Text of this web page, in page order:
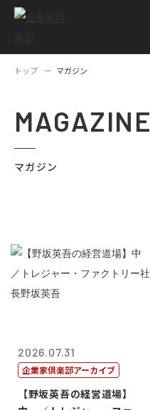
トップ マガジン
MAGAZINE
マガジン
2026.07.31
企業家倶楽部アーカイブ
【野坂英吾の経営道場】